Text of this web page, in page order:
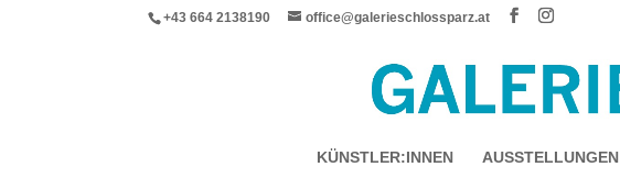
+43 664 2138190 office@galerieschlossparz.at
KÜNSTLER:INNEN AUSSTELLUNGEN